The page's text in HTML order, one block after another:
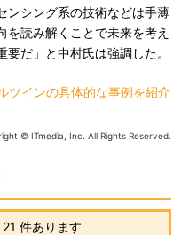
ンシング系の技術などは手薄
を読み解くことで未来を考え
だ」と中村氏は強調した。
ツインの具体的な事例を紹介
© ITmedia, Inc. All Rights Reserved.
件あります